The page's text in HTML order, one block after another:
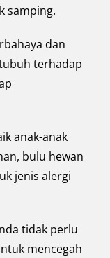
samping.
dan
terhadap
anak-anak
bulu hewan
jenis alergi
tidak perlu
mencegah